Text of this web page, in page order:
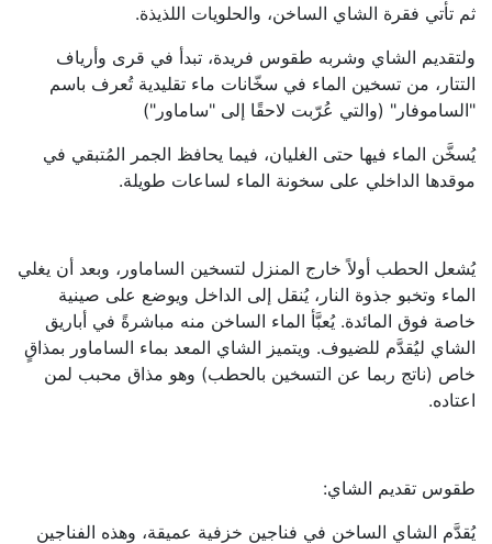
ثم تأتي فقرة الشاي الساخن، والحلويات اللذيذة.
ولتقديم الشاي وشربه طقوس فريدة، تبدأ في قرى وأرياف
التتار، من تسخين الماء في سخّانات ماء تقليدية تُعرف باسم
"الساموفار" (والتي عُرّبت لاحقًا إلى "ساماور")
يُسخَّن الماء فيها حتى الغليان، فيما يحافظ الجمر المُتبقي في
موقدها الداخلي على سخونة الماء لساعات طويلة.
يُشعل الحطب أولاً خارج المنزل لتسخين الساماور، وبعد أن يغلي
الماء وتخبو جذوة النار، يُنقل إلى الداخل ويوضع على صينية
خاصة فوق المائدة. يُعبَّأ الماء الساخن منه مباشرةً في أباريق
الشاي ليُقدَّم للضيوف. ويتميز الشاي المعد بماء الساماور بمذاقٍ
خاص (ناتج ربما عن التسخين بالحطب) وهو مذاق محبب لمن
اعتاده.
طقوس تقديم الشاي:
يُقدَّم الشاي الساخن في فناجين خزفية عميقة، وهذه الفناجين